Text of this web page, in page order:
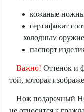
кожаные
сертификат
холодным
паспорт
Важно! Оттенок и
той, которая
Нож подарочный
не относится к